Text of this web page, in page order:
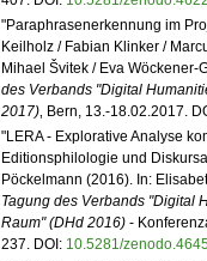
"Paraphrasenerkennung im
Keilholz / Fabian Klinker /
Mihael Švitek / Eva
des Verbands "Digital
2017) ‚ Bern, 13.-18.02.2017.
"LERA - Explorative Analyse
Editionsphilologie und
Pöckelmann (2016). In:
Tagung des Verbands "Digital
Raum" (DHd 2016) -
237. DOI: 10.5281/